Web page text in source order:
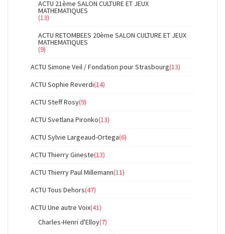
ACTU 21ème SALON CULTURE ET JEUX
MATHEMATIQUES
(13)
ACTU RETOMBEES 20ème SALON CULTURE ET JEUX
MATHEMATIQUES
(9)
ACTU Simone Veil / Fondation pour Strasbourg(13)
ACTU Sophie Reverdi(14)
ACTU Steff Rosy(9)
ACTU Svetlana Pironko(13)
ACTU Sylvie Largeaud-Ortega(6)
ACTU Thierry Gineste(13)
ACTU Thierry Paul Millemann(11)
ACTU Tous Dehors(47)
ACTU Une autre Voix(41)
Charles-Henri d'Elloy(7)